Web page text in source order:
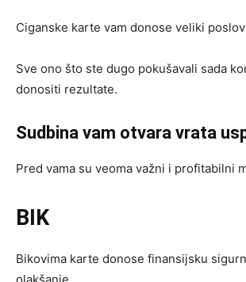
Ciganske karte vam donose veliki
Sve ono što ste dugo pokušavali sada
donositi rezultate.
Sudbina vam otvara vrata
Pred vama su veoma važni i profitabilni
BIK
Bikovima karte donose finansijsku